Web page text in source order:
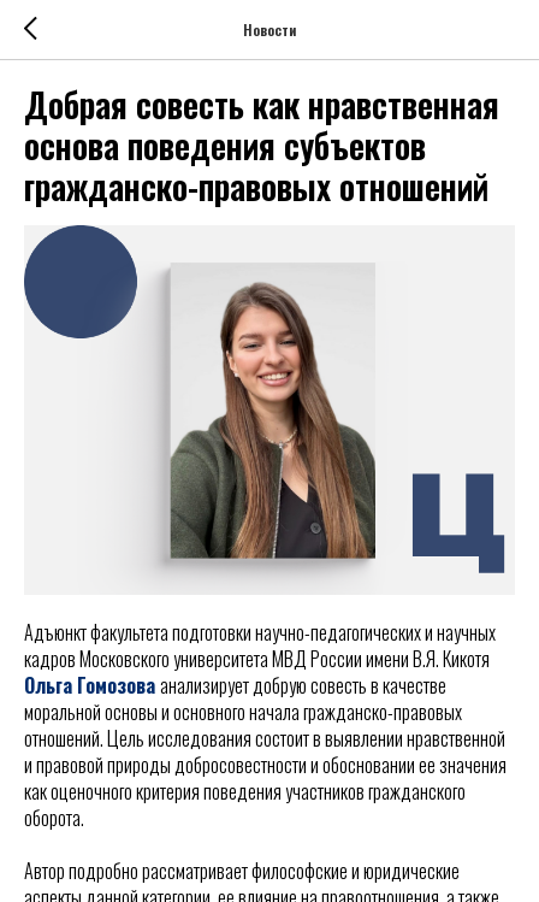
Новости
Добрая совесть как нравственная
основа поведения субъектов
гражданско-правовых отношений
Адъюнкт факультета подготовки научно-педагогических и научных
кадров Московского университета МВД России имени В.Я. Кикотя
Ольга Гомозоваанализирует добрую совесть в качестве
моральной основы и основного начала гражданско-правовых
отношений. Цель исследования состоит в выявлении нравственной
и правовой природы добросовестности и обосновании ее значения
как оценочного критерия поведения участников гражданского
оборота.
Автор подробно рассматривает философские и юридические